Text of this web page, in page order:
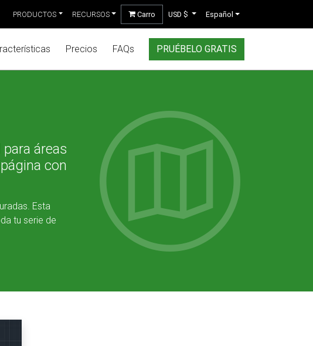
PRODUCTOS RECURSOS Carro USD $ Español
Precios FAQs PRUÉBELO GRATIS
áreas
con
Esta
tu serie de